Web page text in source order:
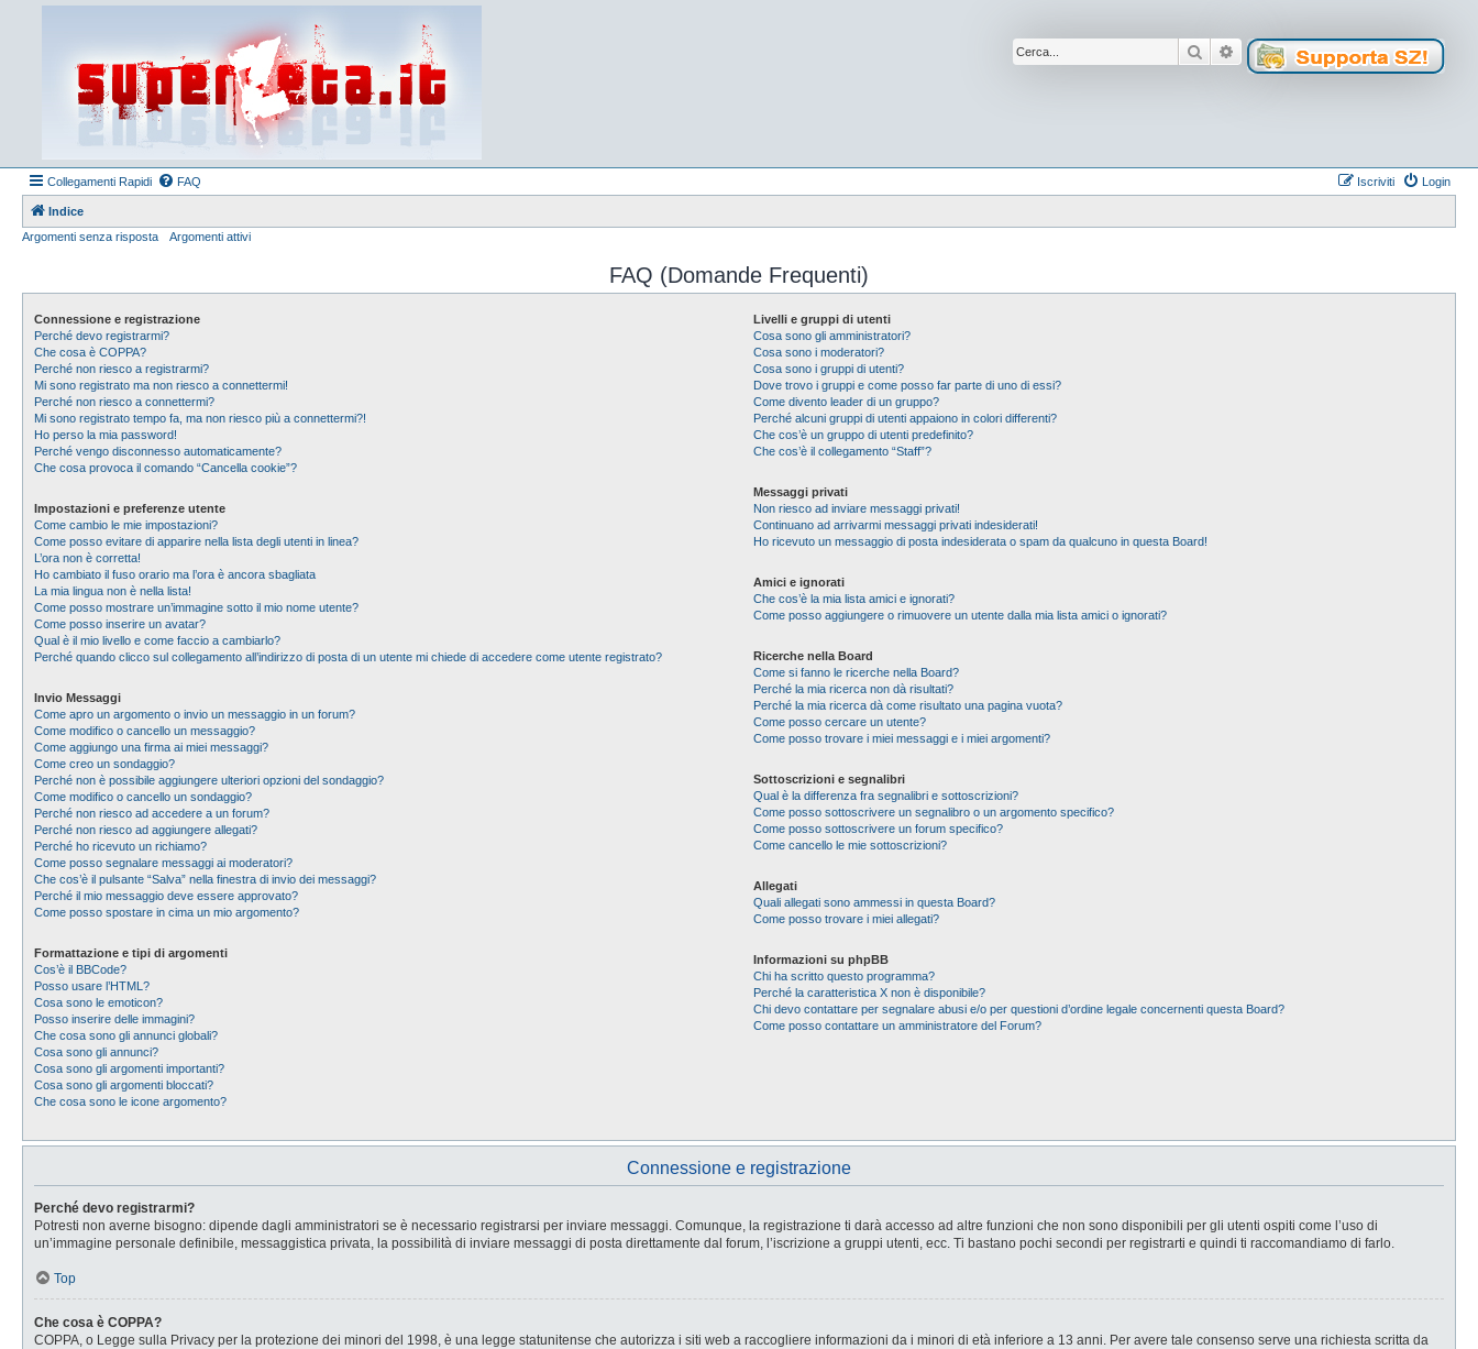
Cerca Ricerca avanzata
Collegamenti Rapidi FAQ Login
Iscriviti
Indice
Argomenti senza risposta
Argomenti attivi
FAQ (Domande Frequenti)
Connessione e registrazione
Perché devo registrarmi?
Che cosa è COPPA?
Perché non riesco a registrarmi?
Mi sono registrato ma non riesco a connettermi!
Perché non riesco a connettermi?
Mi sono registrato tempo fa, ma non riesco più a connettermi?!
Ho perso la mia password!
Perché vengo disconnesso automaticamente?
Che cosa provoca il comando “Cancella cookie”?
Impostazioni e preferenze utente
Come cambio le mie impostazioni?
Come posso evitare di apparire nella lista degli utenti in linea?
L’ora non è corretta!
Ho cambiato il fuso orario ma l’ora è ancora sbagliata
La mia lingua non è nella lista!
Come posso mostrare un’immagine sotto il mio nome utente?
Come posso inserire un avatar?
Qual è il mio livello e come faccio a cambiarlo?
Perché quando clicco sul collegamento all’indirizzo di posta di un utente mi chiede di accedere come utente registrato?
Invio Messaggi
Come apro un argomento o invio un messaggio in un forum?
Come modifico o cancello un messaggio?
Come aggiungo una firma ai miei messaggi?
Come creo un sondaggio?
Perché non è possibile aggiungere ulteriori opzioni del sondaggio?
Come modifico o cancello un sondaggio?
Perché non riesco ad accedere a un forum?
Perché non riesco ad aggiungere allegati?
Perché ho ricevuto un richiamo?
Come posso segnalare messaggi ai moderatori?
Che cos’è il pulsante “Salva” nella finestra di invio dei messaggi?
Perché il mio messaggio deve essere approvato?
Come posso spostare in cima un mio argomento?
Formattazione e tipi di argomenti
Cos’è il BBCode?
Posso usare l’HTML?
Cosa sono le emoticon?
Posso inserire delle immagini?
Che cosa sono gli annunci globali?
Cosa sono gli annunci?
Cosa sono gli argomenti importanti?
Cosa sono gli argomenti bloccati?
Che cosa sono le icone argomento?
Livelli e gruppi di utenti
Cosa sono gli amministratori?
Cosa sono i moderatori?
Cosa sono i gruppi di utenti?
Dove trovo i gruppi e come posso far parte di uno di essi?
Come divento leader di un gruppo?
Perché alcuni gruppi di utenti appaiono in colori differenti?
Che cos’è un gruppo di utenti predefinito?
Che cos’è il collegamento “Staff”?
Messaggi privati
Non riesco ad inviare messaggi privati!
Continuano ad arrivarmi messaggi privati indesiderati!
Ho ricevuto un messaggio di posta indesiderata o spam da qualcuno in questa Board!
Amici e ignorati
Che cos’è la mia lista amici e ignorati?
Come posso aggiungere o rimuovere un utente dalla mia lista amici o ignorati?
Ricerche nella Board
Come si fanno le ricerche nella Board?
Perché la mia ricerca non dà risultati?
Perché la mia ricerca dà come risultato una pagina vuota?
Come posso cercare un utente?
Come posso trovare i miei messaggi e i miei argomenti?
Sottoscrizioni e segnalibri
Qual è la differenza fra segnalibri e sottoscrizioni?
Come posso sottoscrivere un segnalibro o un argomento specifico?
Come posso sottoscrivere un forum specifico?
Come cancello le mie sottoscrizioni?
Allegati
Quali allegati sono ammessi in questa Board?
Come posso trovare i miei allegati?
Informazioni su phpBB
Chi ha scritto questo programma?
Perché la caratteristica X non è disponibile?
Chi devo contattare per segnalare abusi e/o per questioni d’ordine legale concernenti questa Board?
Come posso contattare un amministratore del Forum?
Connessione e registrazione
Perché devo registrarmi?
Potresti non averne bisogno: dipende dagli amministratori se è necessario registrarsi per inviare messaggi. Comunque, la registrazione ti darà accesso ad altre funzioni che non sono disponibili per gli utenti ospiti come l’uso di
un’immagine personale definibile, messaggistica privata, la possibilità di inviare messaggi di posta direttamente dal forum, l’iscrizione a gruppi utenti, ecc. Ti bastano pochi secondi per registrarti e quindi ti raccomandiamo di farlo.
Top
Che cosa è COPPA?
COPPA, o Legge sulla Privacy per la protezione dei minori del 1998, è una legge statunitense che autorizza i siti web a raccogliere informazioni da i minori di età inferiore a 13 anni. Per avere tale consenso serve una richiesta scritta da